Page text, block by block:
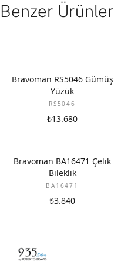
Benzer Ürünler
Bravoman RS5046 Gümüş
Yüzük
RS5046
₺13.680
Bravoman BA16471 Çelik
Bileklik
BA16471
₺3.840